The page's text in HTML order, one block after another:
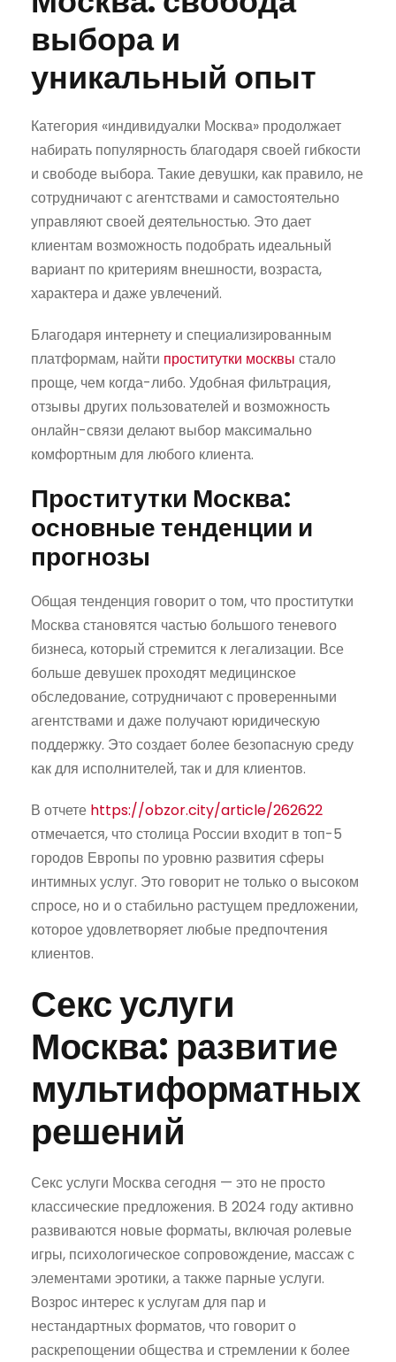
выбора и
уникальный опыт
Категория «индивидуалки Москва» продолжает
набирать популярность благодаря своей гибкости
и свободе выбора. Такие девушки, как правило, не
сотрудничают с агентствами и самостоятельно
управляют своей деятельностью. Это дает
клиентам возможность подобрать идеальный
вариант по критериям внешности, возраста,
характера и даже увлечений.
Благодаря интернету и специализированным
платформам, найти проститутки москвы стало
проще, чем когда-либо. Удобная фильтрация,
отзывы других пользователей и возможность
онлайн-связи делают выбор максимально
комфортным для любого клиента.
Проститутки Москва:
основные тенденции и
прогнозы
Общая тенденция говорит о том, что проститутки
Москва становятся частью большого теневого
бизнеса, который стремится к легализации. Все
больше девушек проходят медицинское
обследование, сотрудничают с проверенными
агентствами и даже получают юридическую
поддержку. Это создает более безопасную среду
как для исполнителей, так и для клиентов.
В отчете https://obzor.city/article/262622
отмечается, что столица России входит в топ-5
городов Европы по уровню развития сферы
интимных услуг. Это говорит не только о высоком
спросе, но и о стабильно растущем предложении,
которое удовлетворяет любые предпочтения
клиентов.
Секс услуги
Москва: развитие
мультиформатных
решений
Секс услуги Москва сегодня — это не просто
классические предложения. В 2024 году активно
развиваются новые форматы, включая ролевые
игры, психологическое сопровождение, массаж с
элементами эротики, а также парные услуги.
Возрос интерес к услугам для пар и
нестандартных форматов, что говорит о
раскрепощении общества и стремлении к более